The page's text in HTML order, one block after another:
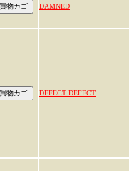
DAMNED
DEFECT DEFECT